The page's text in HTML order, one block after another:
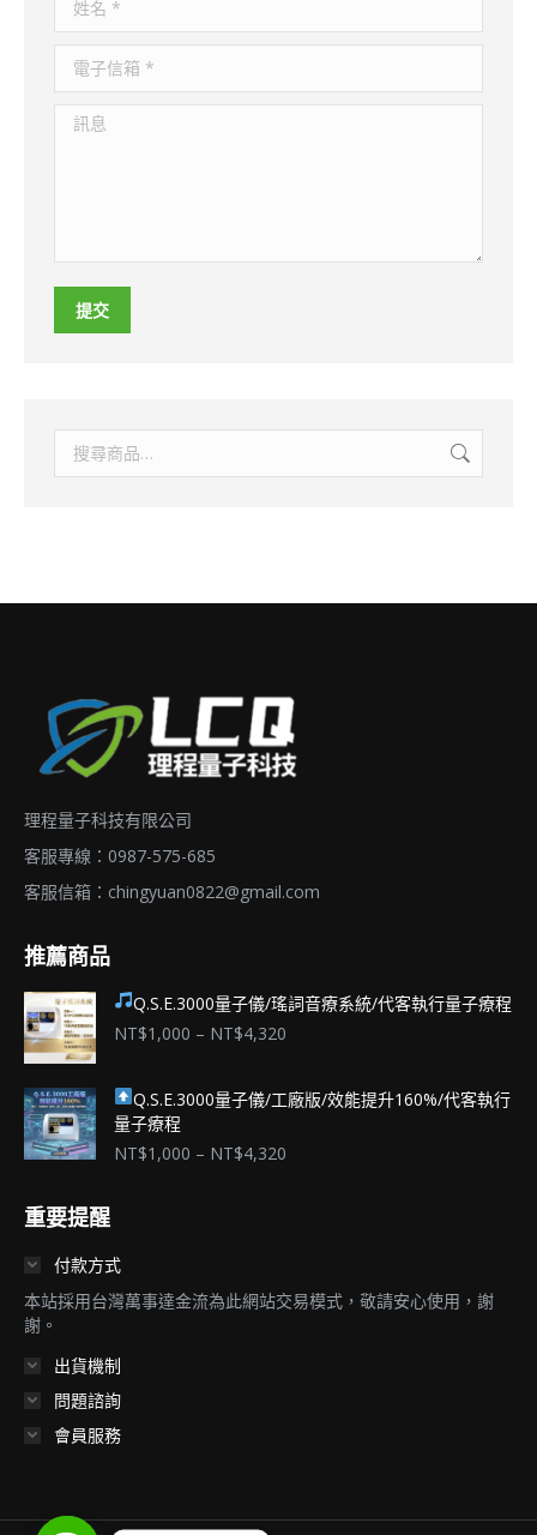
電子信箱 *
訊息
提交
理程量子科技有限公司
客服專線：0987-575-685
客服信箱： chingyuan0822@gmail.com
推薦商品
Q.S.E.3000量子儀/瑤詞音療系統/代客執行量子療程
NT$1,000 – NT$4,320
圍：
Q.S.E.3000量子儀/工廠版/效能提升160%/代客執行
量子療程
NT$1,000 – NT$4,320
NT$4,320
重要提醒
付款方式
本站採用台灣萬事達金流為此網站交易模式，敬請安心使用，謝
謝。
出貨機制
問題諮詢
會員服務